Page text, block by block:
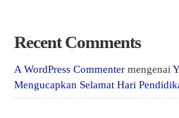
Recent Comments
A WordPress Commenter mengenai
Mengucapkan Selamat Hari